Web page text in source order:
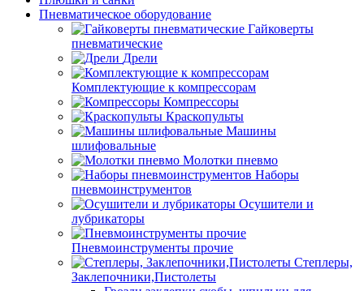
Пневматическое оборудование
Гайковерты
пневматические
Дрели
Комплектующие к компрессорам
Компрессоры
Краскопульты
Машины
шлифовальные
Молотки пневмо
Наборы
пневмоинструментов
Осушители и
лубрикаторы
Пневмоинструменты прочие
Степлеры,
Заклепочники,Пистолеты